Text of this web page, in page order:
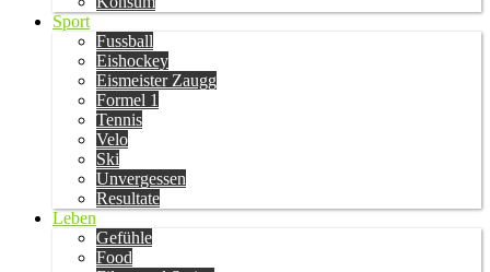
Sport
Fussball
Eishockey
Eismeister Zaugg
Formel 1
Tennis
Velo
Ski
Unvergessen
Resultate
Leben
Gefühle
Food